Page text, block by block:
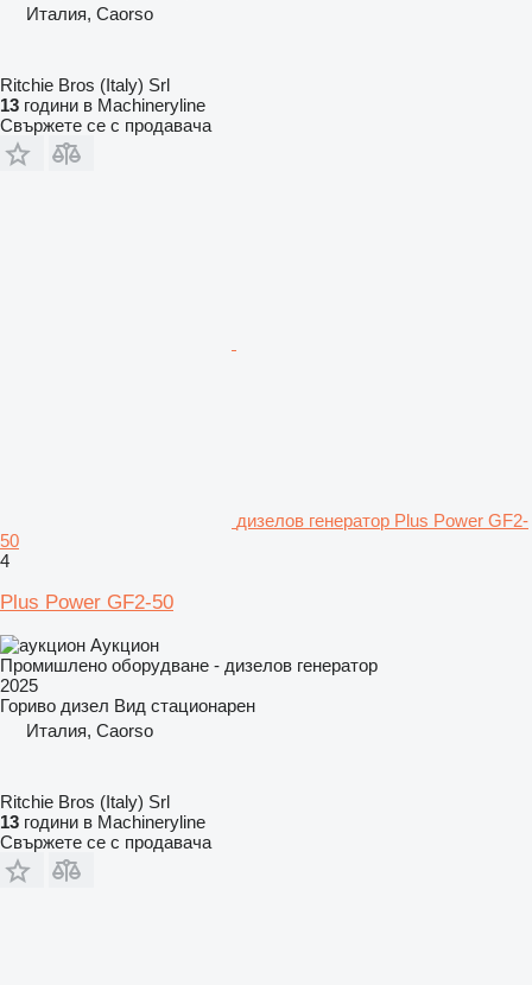
Италия, Caorso
Ritchie Bros (Italy) Srl
13 години в Machineryline
Свържете се с продавача
дизелов генератор Plus Power GF2-
50
4
Plus Power GF2-50
Аукцион
Промишлено оборудване - дизелов генератор
2025
Гориво дизел Вид стационарен
Италия, Caorso
Ritchie Bros (Italy) Srl
13 години в Machineryline
Свържете се с продавача